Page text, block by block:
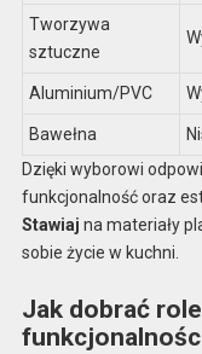
Tworzywa
sztuczne
Aluminium/PVC
Bawełna
Dzięki wyborowi
funkcjonalność oraz
Stawiaj na materiały
sobie życie w kuchni.
Jak dobrać